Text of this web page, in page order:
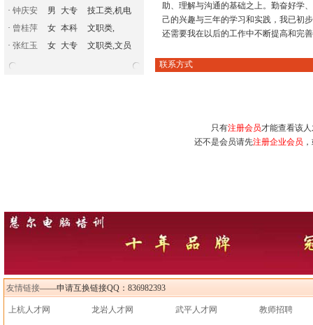
· 钟庆安 男 大专
技工类,机电
· 曾桂萍 女 本科
文职类,
· 张红玉 女 大专 文职类,文员
助、理解与沟通的基础之上。勤奋好学
己的兴趣与三年的学习和实践，我已初
还需要我在以后的工作中不断提高和完
联系方式
只有注册会员才能查看该
还不是会员请先注册企业会员
友情链接——申请互换链接QQ：836982393
上杭人才网 龙岩人才网 武平人才网 教师招聘